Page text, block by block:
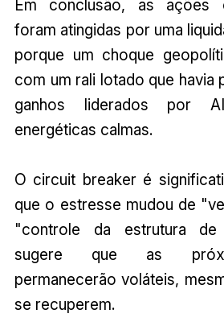
Em conclusão, as ações
foram atingidas por uma
porque um choque
com um rali lotado que
ganhos liderados por
energéticas calmas.
O circuit breaker é
que o estresse mudou de
"controle da estrutura de
sugere que as
permanecerão voláteis,
se recuperem.